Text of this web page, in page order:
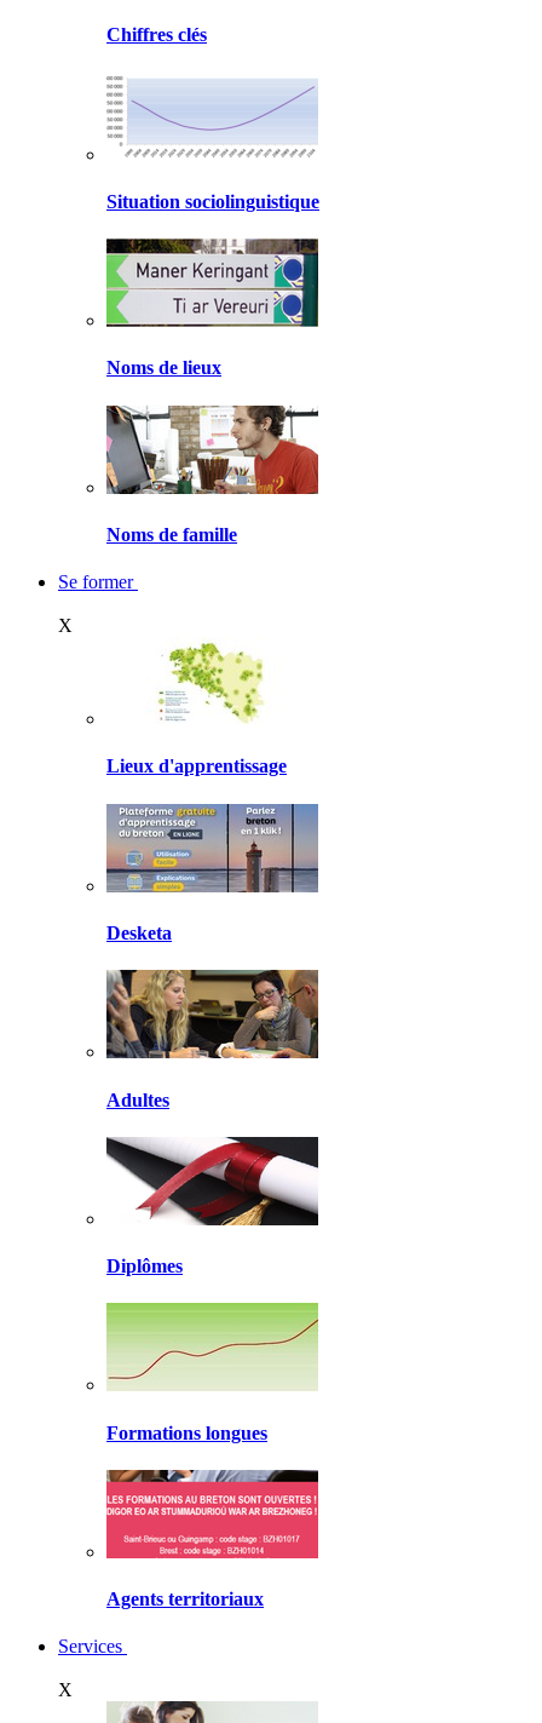
Chiffres clés
Situation sociolinguistique
Noms de lieux
Noms de famille
Se former
X
Lieux d'apprentissage
Desketa
Adultes
Diplômes
Formations longues
Agents territoriaux
Services
X